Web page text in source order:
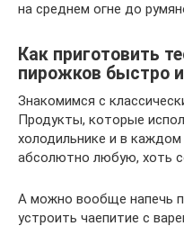
на среднем огне до
Как приготовить
пирожков быстро
Знакомимся с
Продукты, которые
холодильнике и в
абсолютно любую, хоть
А можно вообще напечь
устроить чаепитие с